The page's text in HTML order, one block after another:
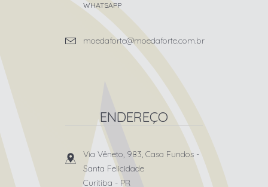
WHATSAPP
moedaforte@moedaforte.com.br
ENDEREÇO
Via Vêneto, 983, Casa Fundos -
Santa Felicidade
Curitiba - PR